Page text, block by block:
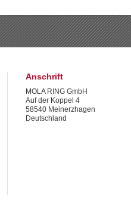
Anschrift
MOLA RING GmbH
Auf der Koppel 4
58540 Meinerzhagen
Deutschland